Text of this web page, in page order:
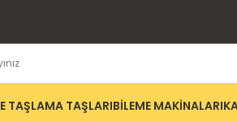
TAŞLAMA TAŞLARIBİLEME MAKİNALARI